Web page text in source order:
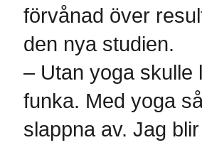
förvånad över
den nya studien.
– Utan yoga skulle
funka. Med yoga
slappna av. Jag